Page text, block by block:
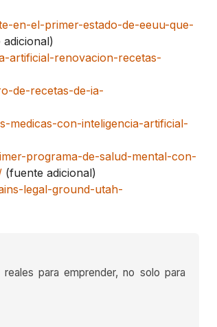
en-el-primer-estado-de-eeuu-que-
adicional)
artificial-renovacion-recetas-
de-recetas-de-ia-
medicas-con-inteligencia-artificial-
programa-de-salud-mental-con-
(fuente adicional)
legal-ground-utah-
para emprender, no solo para